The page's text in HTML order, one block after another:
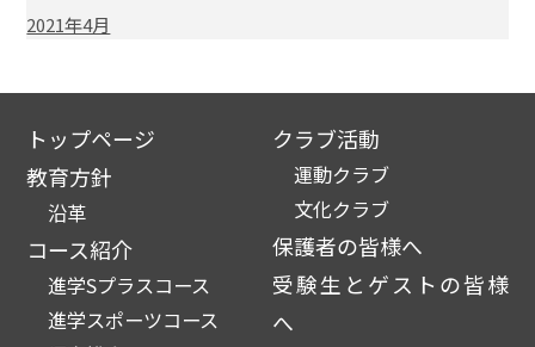
2021年4月
トップページ
教育方針
沿革
コース紹介
進学Sプラスコース
進学スポーツコース
クラブ活動
運動クラブ
文化クラブ
保護者の皆様へ
受験生とゲストの皆様
へ